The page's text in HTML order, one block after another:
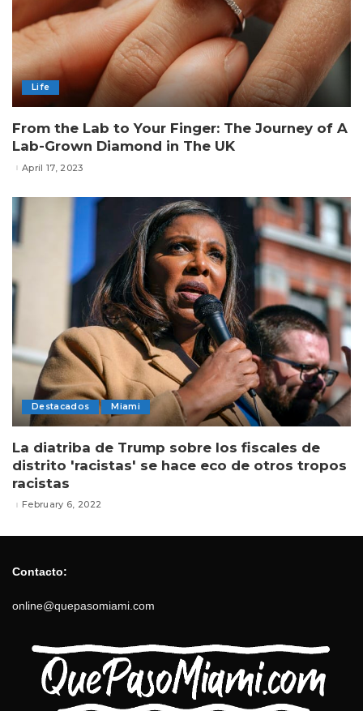
Life
From the Lab to Your Finger: The Journey of A
Lab-Grown Diamond in The UK
April 17, 2023
Destacados Miami
La diatriba de Trump sobre los fiscales de
distrito 'racistas' se hace eco de otros tropos
racistas
February 6, 2022
Contacto:
online@quepasomiami.com